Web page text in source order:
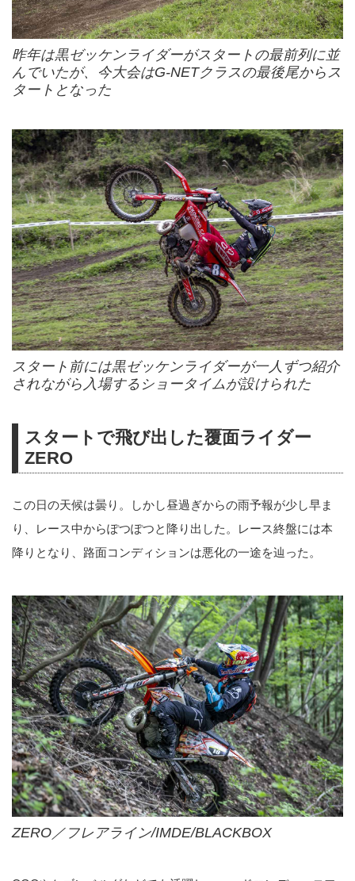
昨年は黒ゼッケンライダーがスタートの最前列に並
んでいたが、今大会はG-NETクラスの最後尾からス
タートとなった
スタート前には黒ゼッケンライダーが一人ずつ紹介
されながら入場するショータイムが設けられた
スタートで飛び出した覆面ライダー
ZERO
この日の天候は曇り。しかし昼過ぎからの雨予報が少し早ま
り、レース中からぽつぽつと降り出した。レース終盤には本
降りとなり、路面コンディションは悪化の一途を辿った。
ZERO／フレアライン/IMDE/BLACKBOX